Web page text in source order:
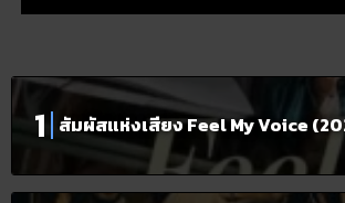
สัมผัสแห่งเสียง Feel My Voice